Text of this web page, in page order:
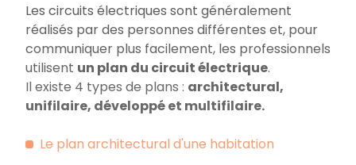
Les circuits électriques sont généralement
réalisés par des personnes différentes et, pour
communiquer plus facilement, les professionnels
utilisent un plan du circuit électrique.
Il existe 4 types de plans : architectural,
unifilaire, développé et multifilaire.
Le plan architectural d'une habitation